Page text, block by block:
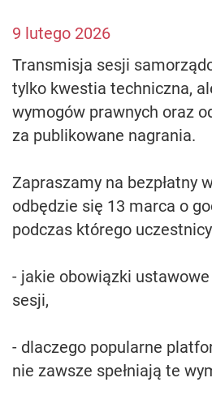
9 lutego 2026
Transmisja sesji
tylko kwestia techniczna,
wymogów prawnych oraz
za publikowane nagrania.
Zapraszamy na bezpłatny
odbędzie się 13 marca o
podczas którego
- jakie obowiązki
sesji,
- dlaczego popularne
nie zawsze spełniają te